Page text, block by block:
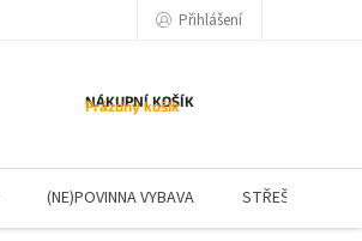
Přihlášení
NÁKUPNÍ KOŠÍK
Prázdný košík
(NE)POVINNA VYBAVA STŘEŠNÍ